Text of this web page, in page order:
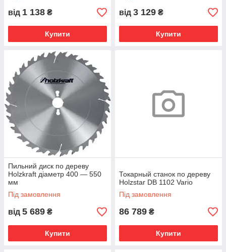
від 1 138 ₴
Купити
від 3 129 ₴
Купити
Пильний диск по дереву
Holzkraft діаметр 400 — 550
мм
Під замовлення
від 5 689 ₴
Купити
Токарный станок по дереву
Holzstar DB 1102 Vario
Під замовлення
86 789 ₴
Купити